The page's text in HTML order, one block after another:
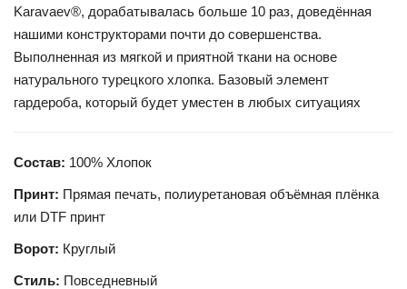
Karavaev®, дорабатывалась больше 10 раз, доведённая
нашими конструкторами почти до совершенства.
Выполненная из мягкой и приятной ткани на основе
натурального турецкого хлопка. Базовый элемент
гардероба, который будет уместен в любых ситуациях
Состав: 100% Хлопок
Принт: Прямая печать, полиуретановая объёмная плёнка
или DTF принт
Ворот: Круглый
Стиль: Повседневный